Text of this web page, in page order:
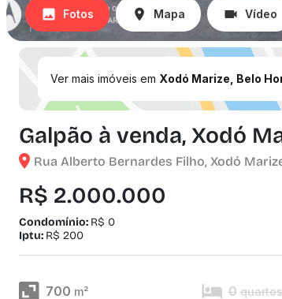
Fotos Mapa Vídeo
Ver mais imóveis em Xodó Marize, Belo
Galpão à venda, Xodó
Rua Alberto Bernardes Filho, Xodó
R$ 2.000.000
Condomínio: R$ 0
Iptu: R$ 200
700 m² 0 quartos